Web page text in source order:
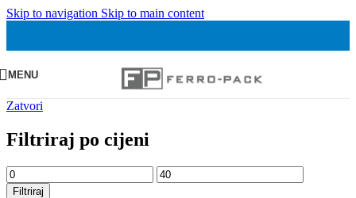
Skip to navigation Skip to main content
MENU
Zatvori
Filtriraj po cijeni
Min
cijena
Maks
cijena
Filtriraj